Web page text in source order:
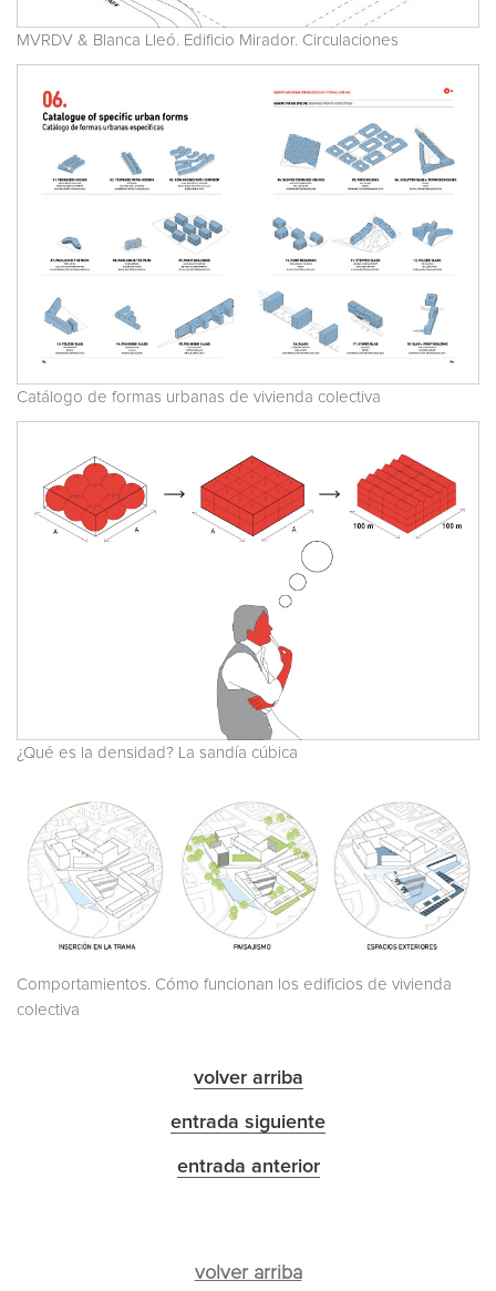
MVRDV & Blanca Lleó. Edificio Mirador. Circulaciones
Catálogo de formas urbanas de vivienda colectiva
¿Qué es la densidad? La sandía cúbica
Comportamientos. Cómo funcionan los edificios de vivienda
colectiva
volver arriba
entrada siguiente
entrada anterior
volver arriba